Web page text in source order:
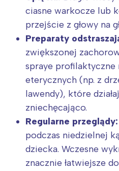
ciasne warkocze lub
przejście z głowy na
Preparaty
zwiększonej
spraye profilaktyczne
eterycznych (np. z
lawendy), które
zniechęcająco.
Regularne przeglądy:
podczas niedzielnej
dziecka. Wczesne
znacznie łatwiejsze